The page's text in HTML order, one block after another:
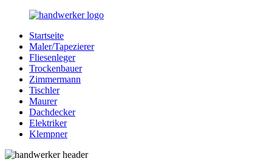
Zurück
Inhalt
Bessere-
Handwerker.de
Handwerker
Ihrer
Nähe
Startseite
Maler/Tapezierer
Fliesenleger
Trockenbauer
Zimmermann
Tischler
Maurer
Dachdecker
Elektriker
Klempner